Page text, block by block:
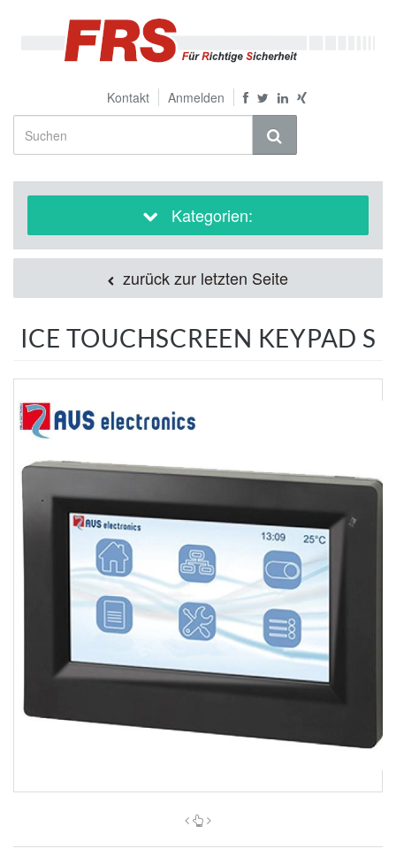
Kontakt Anmelden
Kategorien:
zurück zur letzten Seite
ICE TOUCHSCREEN KEYPAD S